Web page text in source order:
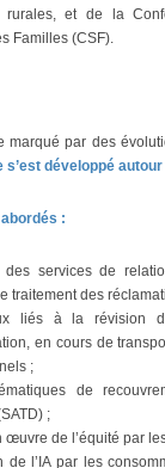
rurales, et de la
Familles (CSF).
marqué par des
s’est développé
:
des services de
traitement des
liés à la révision
en cours de
;
de
;
œuvre de l’équité par
de l’IA par les